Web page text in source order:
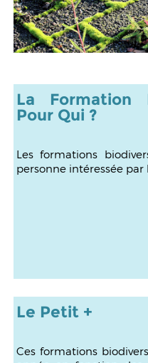
La Formation
Pour Qui ?
Les formations
personne intéressée par
Le Petit +
Ces formations